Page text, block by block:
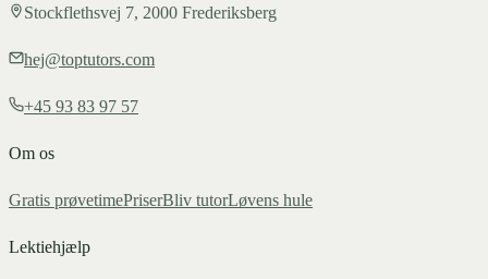
Stockflethsvej 7, 2000 Frederiksberg
hej@toptutors.com
+45 93 83 97 57
Om os
Gratis prøvetimePriserBliv tutorLøvens hule
Lektiehjælp